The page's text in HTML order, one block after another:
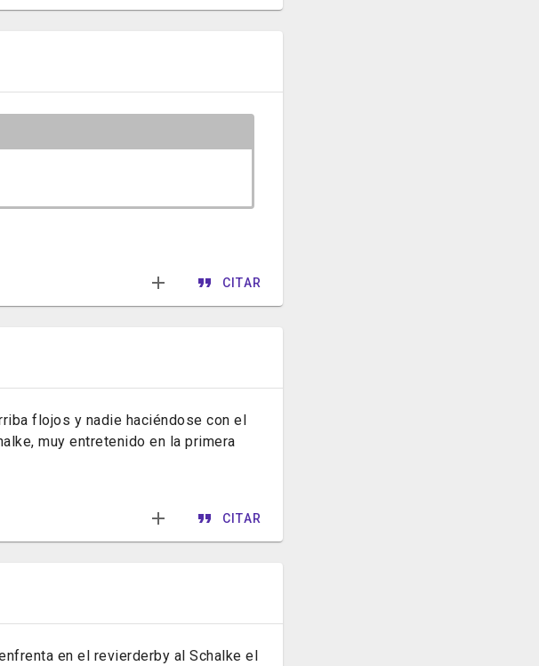
CITAR
flojos y nadie haciéndose con el
muy entretenido en la primera
CITAR
en el revierderby al Schalke el